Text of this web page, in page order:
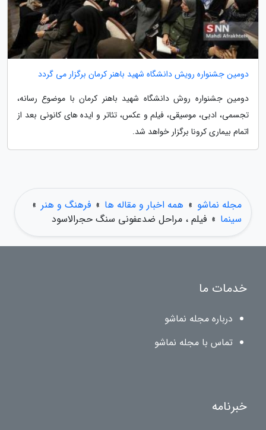
دومین جشنواره رویش دانشگاه شهید باهنر کرمان برگزار می گردد
دومین جشنواره روش دانشگاه شهید باهنر کرمان با موضوع رسانه،
تجسمی، ادبی، موسیقی، فیلم و عکس، تئاتر و ایده های کانونی بعد از
اتمام بیماری کرونا برگزار خواهد شد.
مجله نماشو » همه اخبار و مقاله ها » فرهنگ و هنر »
سینما » فیلم ، مراحل ضدعفونی سنگ حجرالاسود
خدمات ما
درباره مجله نماشو
تماس با مجله نماشو
خبرنامه